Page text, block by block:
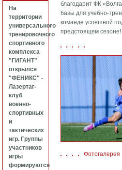
благодарит ФК
базы для учебно-
команде успешной
предстоящем сезоне!
Фотогалерея
На
территории
универсального
тренировочного
спортивного
комплекса
"ГИГАНТ"
открылся
"ФЕНИКС" -
Лазертаг-
клуб
военно-
спортивных
и
тактических
игр. Группы
участников
игры
формируются